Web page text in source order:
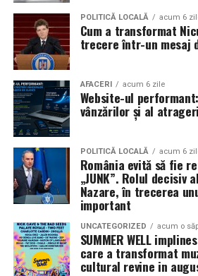
Pe11 februarieva avea loc
mea”de la Cinema City din City
18:30, unde
regizorul Paul Decu
Necula, originari din Constanța și
prezenta filmul alături de colegii lor
Alexandra Răduță și Gabriel
Cinema City Shopping City Galați
12 februarie de la 18:30la
State și Azaleea Necula și
Pe 13 februarie la ora 18:30,
invitați la proiecția specială din
Mall, alături de regizorulPaul
actoriiGabriel Vatavu, Sergiu
Necula, Alexandra Răduță.
POLITICĂ LOCALĂ acum 6
Cum a transformat
trecere într-un mesaj
AFACERI acum 6 zile
Website-ul
vânzărilor și al
POLITICĂ LOCALĂ acum 6
România evită să fie
„JUNK”. Rolul decisiv
Nazare, în trecerea
important
UNCATEGORIZED acum o
SUMMER WELL
care a transformat
cultural revine in